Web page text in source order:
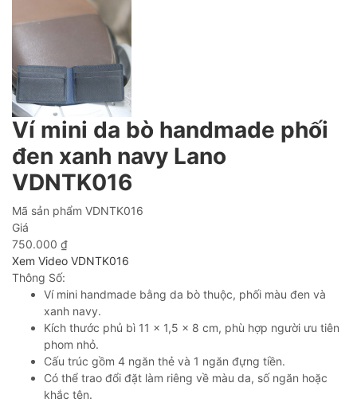
Ví mini da bò handmade phối
đen xanh navy Lano
VDNTK016
Mã sản phẩm VDNTK016
Giá
750.000 ₫
Xem Video VDNTK016
Thông Số:
Ví mini handmade bằng da bò thuộc, phối màu đen và
xanh navy.
Kích thước phủ bì 11 x 1,5 x 8 cm, phù hợp người ưu tiên
phom nhỏ.
Cấu trúc gồm 4 ngăn thẻ và 1 ngăn đựng tiền.
Có thể trao đổi đặt làm riêng về màu da, số ngăn hoặc
khắc tên.